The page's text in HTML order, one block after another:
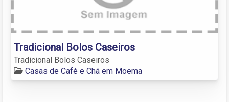
Tradicional Bolos Caseiros
Tradicional Bolos Caseiros
Casas de Café e Chá em Moema